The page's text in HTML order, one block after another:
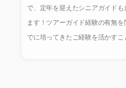
で、定年を迎えたシニアガイド
ます！ツアーガイド経験の有無
でに培ってきたご経験を活かす